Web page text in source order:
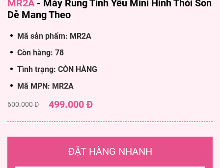
MR2A - Máy Rung Tình Yêu Mini Hình Thỏi Son
Dễ Mang Theo
Mã sản phẩm: MR2A
Còn hàng: 78
Tình trạng: CÒN HÀNG
Mã MPN: MR2A
600.000 Đ 499.000 Đ
ĐẶT HÀNG NHANH